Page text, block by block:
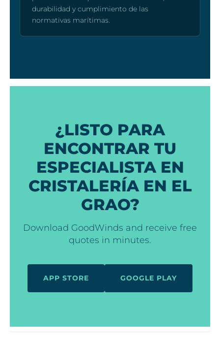
durabilidad y cumplimiento de las
normativas marítimas.
¿LISTO PARA
ENCONTRAR TU
ESPECIALISTA EN
CRISTALERÍA EN EL
GRAO?
Download GoodWinds and receive free
quotes in minutes.
APP STORE GOOGLE PLAY